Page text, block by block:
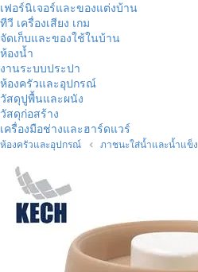
เฟอร์นิเจอร์และของแต่งบ้าน
ทีวี เครื่องเสียง เกม
จัดเก็บและของใช้ในบ้าน
ห้องน้ำ
งานระบบประปา
ห้องครัวและอุปกรณ์
วัสดุปูพื้นและผนัง
วัสดุก่อสร้าง
เครื่องมือช่างและฮาร์ดแวร์
ห้องครัวและอุปกรณ์ ภาชนะใส่น้ำและน้ำแข็ง